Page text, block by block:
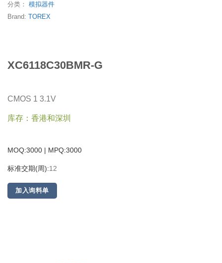
分类： 模拟器件
Brand: TOREX
XC6118C30BMR-G
CMOS 1 3.1V
库存：香港和深圳
MOQ:3000 | MPQ:3000
标准交期(周):12
加入询料单